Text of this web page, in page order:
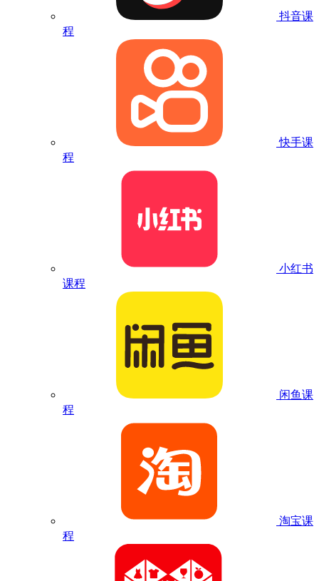
抖音课
程
快手课
程
小红书
课程
闲鱼课
程
淘宝课
程